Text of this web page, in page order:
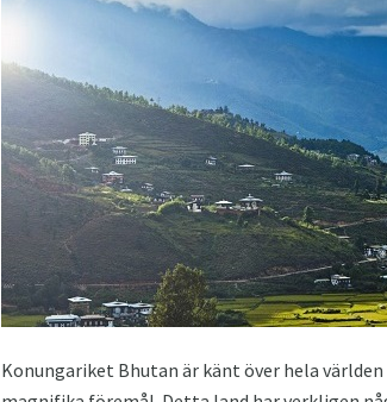
Konungariket Bhutan är känt över hela